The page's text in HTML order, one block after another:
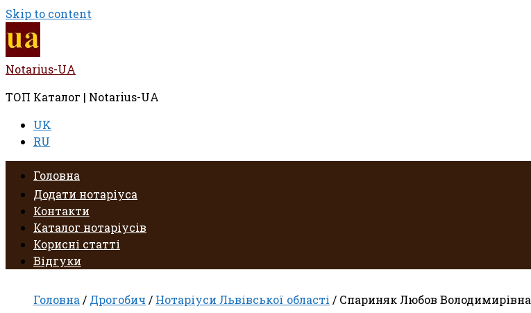
Skip to content
Notarius-UA
ТОП Каталог | Notarius-UA
UK
RU
Головна
Додати нотаріуса
Контакти
Каталог нотаріусів
Корисні статті
Відгуки
Головна / Дрогобич / Нотаріуси Львівської області / Спариняк Любов Володимирівна